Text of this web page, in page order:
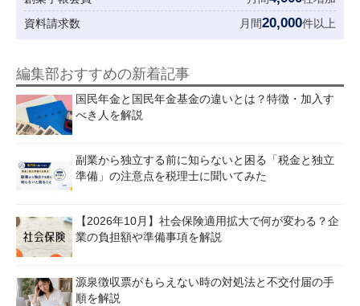
資料請求数
月間20,000件以上
編集部おすすめの新着記事
国民年金と国民年金基金の違いとは？特徴・加入す
べき人を解説
副業から独立する前に知らないと困る「税金と独立
準備」の注意点を税理士に聞いてみた
【2026年10月】社会保険適用拡大で何が変わる？企
業の負担額や準備事項を解説
源泉徴収票がもらえない時の対処法と不交付届の手
順を解説